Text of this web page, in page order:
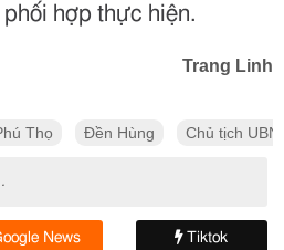
hợp thực hiện.
Trang Linh
Thọ Đền Hùng Chủ tịch
News Tiktok